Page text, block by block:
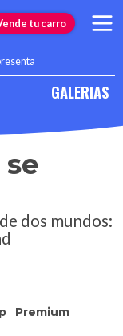
tu carro
GALERIAS
se
dos mundos:
Premium